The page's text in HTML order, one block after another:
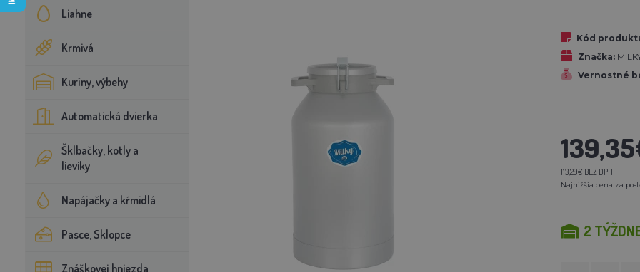
Liahne
Krmivá
Kuríny, výbehy
Automatická dvierka
Šklbačky, kotly a
lieviky
Napájačky a kŕmidlá
Pasce, Sklopce
Znáškovej hniezda
Kód
Značka:
Vernostné
113,29€ BEZ DPH
Najnižšia cena za
2